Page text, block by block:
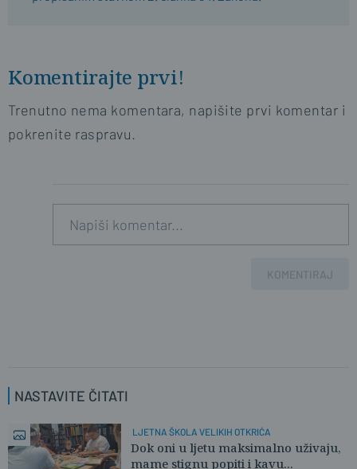
Komentirajte prvi!
Trenutno nema komentara, napišite prvi komentar i
pokrenite raspravu.
KOMENTIRAJ
NASTAVITE ČITATI
LJETNA ŠKOLA VELIKIH OTKRIĆA
Dok oni u ljetu maksimalno uživaju,
mame stignu popiti i kavu...